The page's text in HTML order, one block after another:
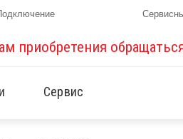
приобретения
Сервис